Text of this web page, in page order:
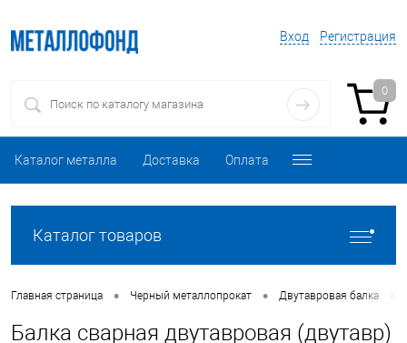
Вход Регистрация
0
Каталог металла Доставка Оплата
Каталог товаров
Главная страница • Черный металлопрокат • Двутавровая балка
Балка сварная двутавровая (двутавр)